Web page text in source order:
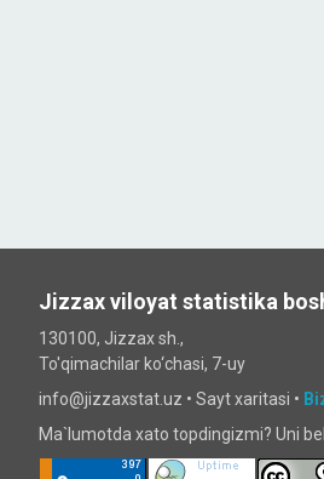
Jizzax viloyat statistika
130100, Jizzax sh.,
To'qimachilar ko‘chаsi, 7-uy
info@jizzaxstat.uz • Sayt xaritasi •
Ma`lumotda xato topdingizmi? Uni